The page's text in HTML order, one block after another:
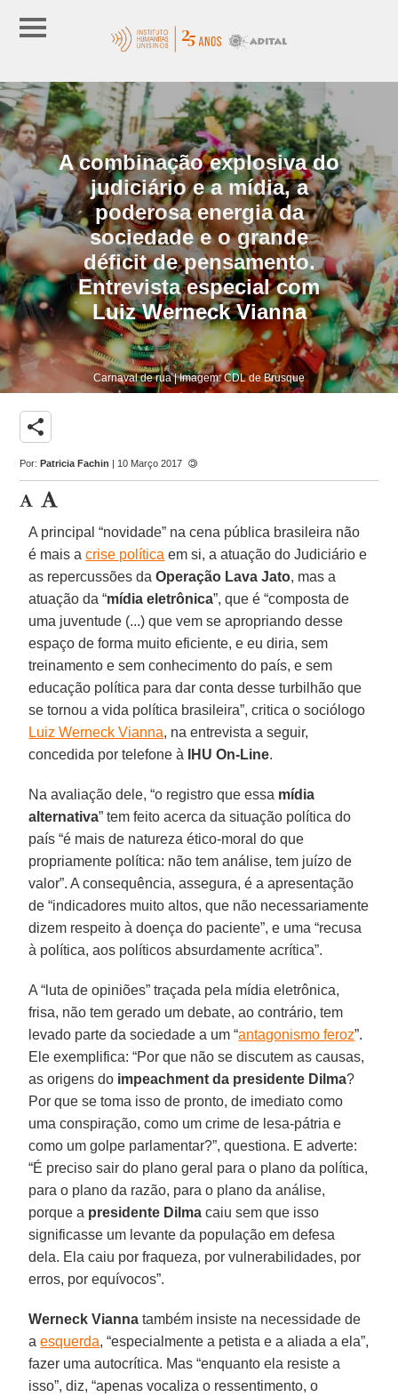
A combinação explosiva do
judiciário e a mídia, a
poderosa energia da
sociedade e o grande
déficit de pensamento.
Entrevista especial com
Luiz Werneck Vianna
Carnaval de rua | Imagem: CDL de Brusque
share
Por:Patricia Fachin | 10 Março 2017
A principal “novidade” na cena pública brasileira não
é mais acrise política em si, a atuação do Judiciário e
as repercussões daOperação Lava Jato, mas a
atuação da “mídia eletrônica”, que é “composta de
uma juventude (...) que vem se apropriando desse
espaço de forma muito eficiente, e eu diria, sem
treinamento e sem conhecimento do país, e sem
educação política para dar conta desse turbilhão que
se tornou a vida política brasileira”, critica o sociólogo
Luiz Werneck Vianna, na entrevista a seguir,
concedida por telefone à
IHU On-Line.
Na avaliação dele, “o registro que essa mídia
alternativa” tem feito acerca da situação política do
país “é mais de natureza ético-moral do que
propriamente política: não tem análise, tem juízo de
valor”. A consequência, assegura, é a apresentação
de “indicadores muito altos, que não necessariamente
dizem respeito à doença do paciente”, e uma “recusa
à política, aos políticos absurdamente acrítica”.
A “luta de opiniões” traçada pela mídia eletrônica,
frisa, não tem gerado um debate, ao contrário, tem
levado parte da sociedade a um “antagonismo feroz”.
Ele exemplifica: “Por que não se discutem as causas,
as origens do impeachment da presidente Dilma?
Por que se toma isso de pronto, de imediato como
uma conspiração, como um crime de lesa-pátria e
como um golpe parlamentar?”, questiona. E adverte:
“É preciso sair do plano geral para o plano da política,
para o plano da razão, para o plano da análise,
porque a presidente Dilma caiu sem que isso
significasse um levante da população em defesa
dela. Ela caiu por fraqueza, por vulnerabilidades, por
erros, por equívocos”.
Werneck Vianna também insiste na necessidade de
aesquerda, “especialmente a petista e a aliada a ela”,
fazer uma autocrítica. Mas “enquanto ela resiste a
isso”, diz, “apenas vocaliza o ressentimento, o